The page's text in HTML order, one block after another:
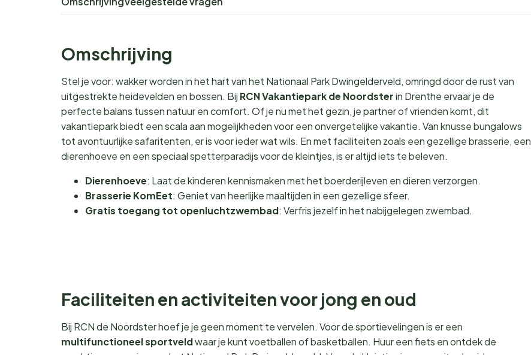
Omschrijving
Stel je voor: wakker worden in het hart van het Nationaal Park Dwingelderveld, omringd door de rust van
uitgestrekte heidevelden en bossen. Bij RCN Vakantiepark de Noordsterin Drenthe ervaar je de
perfecte balans tussen natuur en comfort. Of je nu met het gezin, je partner of vrienden komt, dit
vakantiepark biedt een scala aan mogelijkheden voor een onvergetelijke vakantie. Van knusse bungalows
tot avontuurlijke safaritenten, er is voor ieder wat wils. En met faciliteiten zoals een gezellige brasserie, een
dierenhoeve en een speciaal spetterparadijs voor de kleintjes, is er altijd iets te beleven.
Dierenhoeve: Laat de kinderen kennismaken met het boerderijleven en dieren verzorgen.
Brasserie KomEet: Geniet van heerlijke maaltijden in een gezellige sfeer.
Gratis toegang tot openluchtzwembad: Verfris jezelf in het nabijgelegen zwembad.
Faciliteiten en activiteiten voor jong en oud
Bij RCN de Noordster hoef je je geen moment te vervelen. Voor de sportievelingen is er een
multifunctioneel sportveldwaar je kunt voetballen of basketballen. Huur een fiets en ontdek de